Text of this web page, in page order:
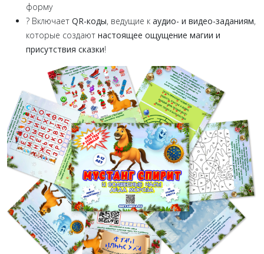
форму
? Включает QR-коды, ведущие к аудио- и видео-заданиям,
которые создают настоящее ощущение магии и
присутствия сказки!